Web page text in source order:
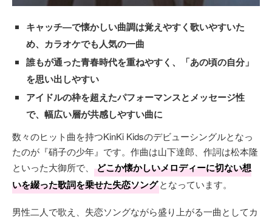
キャッチ―で懐かしい曲調は覚えやすく歌いやすいた
め、カラオケでも人気の一曲
誰もが通った青春時代を重ねやすく、「あの頃の自分」
を思い出しやすい
アイドルの枠を超えたパフォーマンスとメッセージ性
で、幅広い層が共感しやすい曲に
数々のヒット曲を持つKinKi Kidsのデビューシングルとなっ
たのが『硝子の少年』です。作曲は山下達郎、作詞は松本隆
といった大御所で、
どこか懐かしいメロディーに切ない想
いを綴った歌詞を乗せた失恋ソングとなっています。
男性二人で歌え、失恋ソングながら盛り上がる一曲としてカ